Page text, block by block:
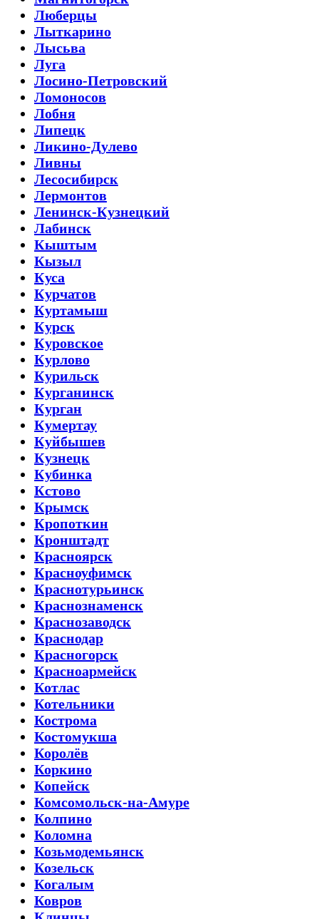
Люберцы
Лыткарино
Лысьва
Луга
Лосино-Петровский
Ломоносов
Лобня
Липецк
Ликино-Дулево
Ливны
Лесосибирск
Лермонтов
Ленинск-Кузнецкий
Лабинск
Кыштым
Кызыл
Куса
Курчатов
Куртамыш
Курск
Куровское
Курлово
Курильск
Курганинск
Курган
Кумертау
Куйбышев
Кузнецк
Кубинка
Кстово
Крымск
Кропоткин
Кронштадт
Красноярск
Красноуфимск
Краснотурьинск
Краснознаменск
Краснозаводск
Краснодар
Красногорск
Красноармейск
Котлас
Котельники
Кострома
Костомукша
Королёв
Коркино
Копейск
Комсомольск-на-Амуре
Колпино
Коломна
Козьмодемьянск
Козельск
Когалым
Ковров